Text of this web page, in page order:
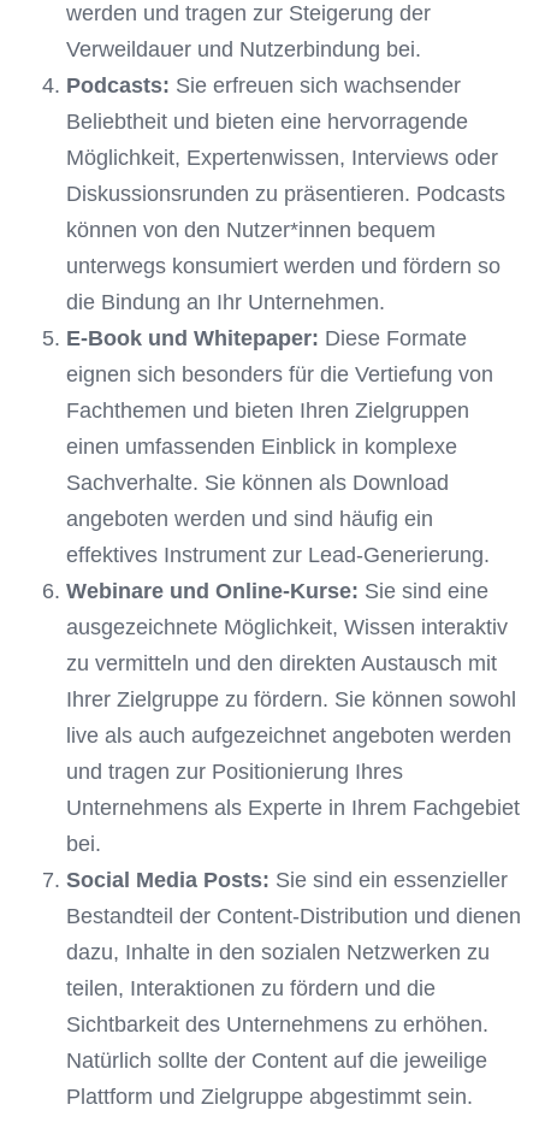
werden und tragen zur Steigerung der
Verweildauer und Nutzerbindung bei.
Podcasts: Sie erfreuen sich wachsender
Beliebtheit und bieten eine hervorragende
Möglichkeit, Expertenwissen, Interviews oder
Diskussionsrunden zu präsentieren. Podcasts
können von den Nutzer*innen bequem
unterwegs konsumiert werden und fördern so
die Bindung an Ihr Unternehmen.
E-Book und Whitepaper: Diese Formate
eignen sich besonders für die Vertiefung von
Fachthemen und bieten Ihren Zielgruppen
einen umfassenden Einblick in komplexe
Sachverhalte. Sie können als Download
angeboten werden und sind häufig ein
effektives Instrument zur Lead-Generierung.
Webinare und Online-Kurse: Sie sind eine
ausgezeichnete Möglichkeit, Wissen interaktiv
zu vermitteln und den direkten Austausch mit
Ihrer Zielgruppe zu fördern. Sie können sowohl
live als auch aufgezeichnet angeboten werden
und tragen zur Positionierung Ihres
Unternehmens als Experte in Ihrem Fachgebiet
bei.
Social Media Posts: Sie sind ein essenzieller
Bestandteil der Content-Distribution und dienen
dazu, Inhalte in den sozialen Netzwerken zu
teilen, Interaktionen zu fördern und die
Sichtbarkeit des Unternehmens zu erhöhen.
Natürlich sollte der Content auf die jeweilige
Plattform und Zielgruppe abgestimmt sein.